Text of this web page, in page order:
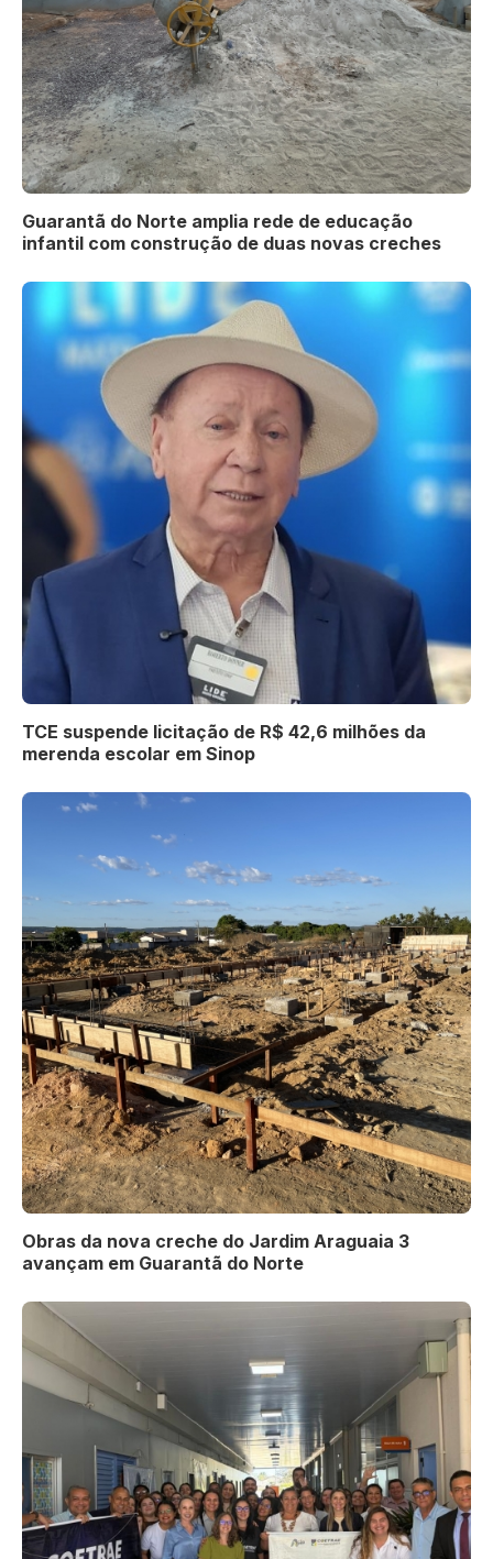
Guarantã do Norte amplia rede de educação
infantil com construção de duas novas creches
TCE suspende licitação de R$ 42,6 milhões da
merenda escolar em Sinop
Obras da nova creche do Jardim Araguaia 3
avançam em Guarantã do Norte